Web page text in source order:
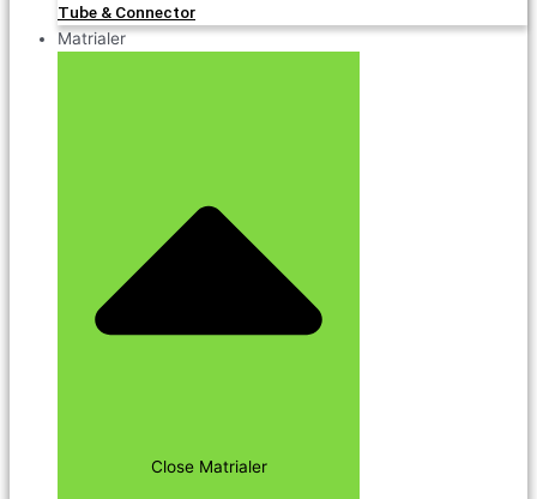
Tube & Connector
Matrialer
Close Matrialer